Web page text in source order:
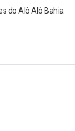
do Alô Alô Bahia